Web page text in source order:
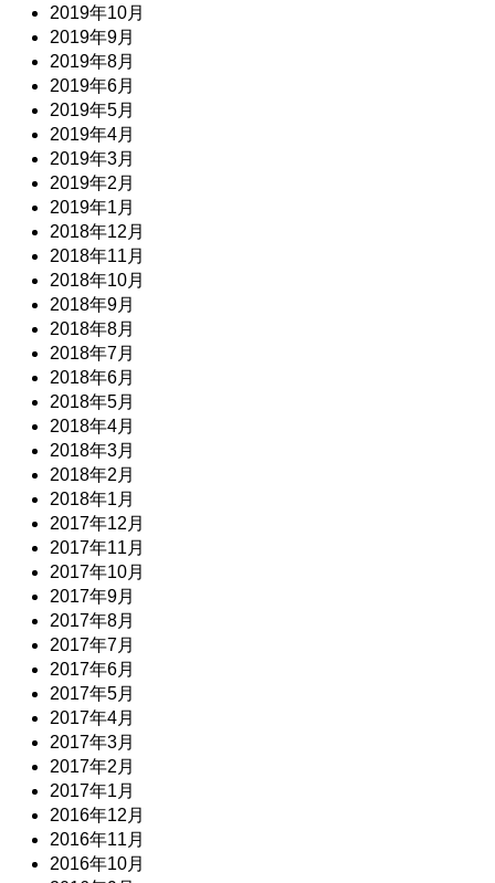
2019年10月
2019年9月
2019年8月
2019年6月
2019年5月
2019年4月
2019年3月
2019年2月
2019年1月
2018年12月
2018年11月
2018年10月
2018年9月
2018年8月
2018年7月
2018年6月
2018年5月
2018年4月
2018年3月
2018年2月
2018年1月
2017年12月
2017年11月
2017年10月
2017年9月
2017年8月
2017年7月
2017年6月
2017年5月
2017年4月
2017年3月
2017年2月
2017年1月
2016年12月
2016年11月
2016年10月